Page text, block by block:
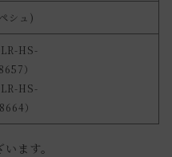
シュ)
HS-
）
HS-
）
ます。